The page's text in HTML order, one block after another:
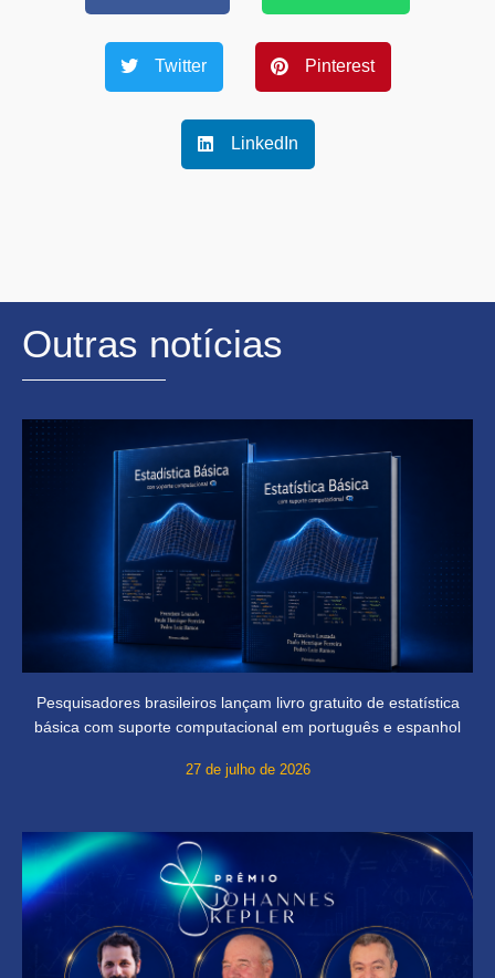
Twitter Pinterest
LinkedIn
Outras notícias
Pesquisadores brasileiros lançam livro gratuito de estatística
básica com suporte computacional em português e espanhol
27 de julho de 2026